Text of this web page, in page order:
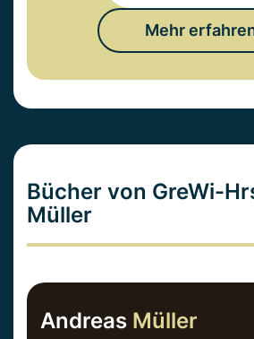
Mehr
Bücher von GreWi-
Müller
Andreas Müller